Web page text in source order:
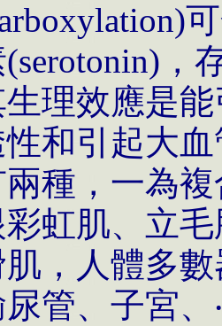
(serotonin) ，
理效應是
和引起大
兩種，一為
彩虹肌、立
肌，人體多
管、子宮、